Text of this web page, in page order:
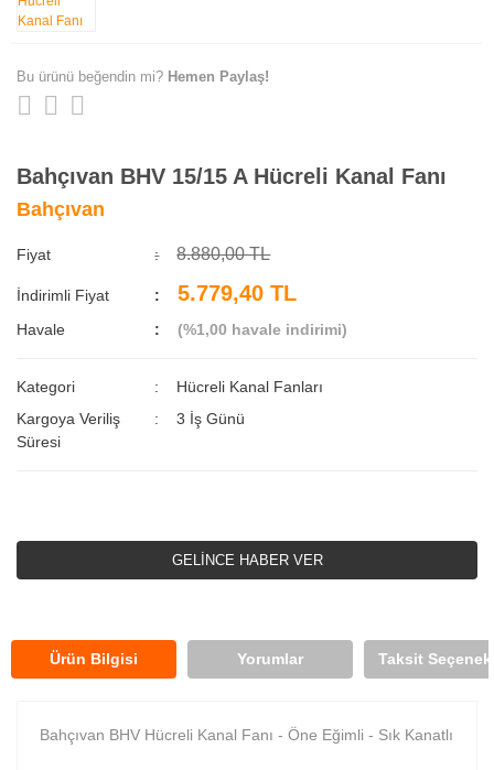
Bu ürünü beğendin mi? Hemen Paylaş!
Bahçıvan BHV 15/15 A Hücreli Kanal Fanı
Bahçıvan
Fiyat 8.880,00 TL
İndirimli Fiyat 5.779,40 TL
Havale (%1,00 havale indirimi)
Kategori
Hücreli Kanal Fanları
Kargoya Veriliş
Süresi
3 İş Günü
GELİNCE HABER VER
Ürün Bilgisi Yorumlar Taksit
Bahçıvan BHV Hücreli Kanal Fanı - Öne Eğimli - Sık Kanatlı